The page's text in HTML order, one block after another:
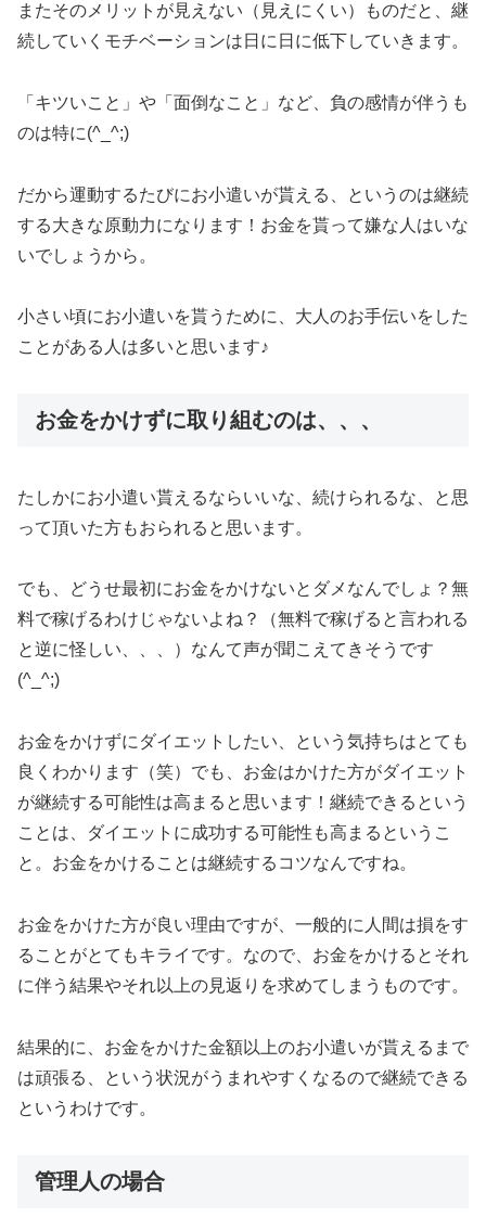
またそのメリットが見えない（見えにくい）ものだと、継
続していくモチベーションは日に日に低下していきます。
「キツいこと」や「面倒なこと」など、負の感情が伴うも
のは特に(^_^;)
だから運動するたびにお小遣いが貰える、というのは継続
する大きな原動力になります！お金を貰って嫌な人はいな
いでしょうから。
小さい頃にお小遣いを貰うために、大人のお手伝いをした
ことがある人は多いと思います♪
お金をかけずに取り組むのは、、、
たしかにお小遣い貰えるならいいな、続けられるな、と思
って頂いた方もおられると思います。
でも、どうせ最初にお金をかけないとダメなんでしょ？無
料で稼げるわけじゃないよね？（無料で稼げると言われる
と逆に怪しい、、、）なんて声が聞こえてきそうです
(^_^;)
お金をかけずにダイエットしたい、という気持ちはとても
良くわかります（笑）でも、お金はかけた方がダイエット
が継続する可能性は高まると思います！継続できるという
ことは、ダイエットに成功する可能性も高まるというこ
と。お金をかけることは継続するコツなんですね。
お金をかけた方が良い理由ですが、一般的に人間は損をす
ることがとてもキライです。なので、お金をかけるとそれ
に伴う結果やそれ以上の見返りを求めてしまうものです。
結果的に、お金をかけた金額以上のお小遣いが貰えるまで
は頑張る、という状況がうまれやすくなるので継続できる
というわけです。
管理人の場合